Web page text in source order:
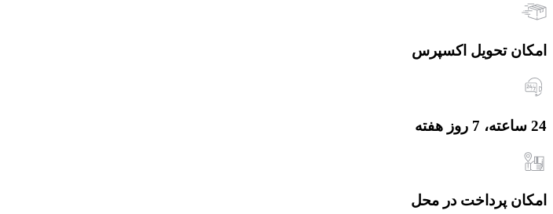
امکان تحویل اکسپرس
24 ساعته، 7 روز هفته
امکان پرداخت در محل